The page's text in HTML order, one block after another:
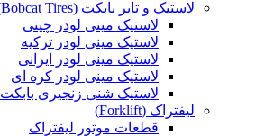
لاستیک و تایر بابکت (Bobcat Tires)
لاستیک مینی لودر چینی
لاستیک مینی لودر ترکیه
لاستیک مینی لودر ایرانی
لاستیک مینی لودر کره ای
لاستیک شنی زنجیری بابکت
لیفتراک (Forklift)
قطعات موتور لیفتراک